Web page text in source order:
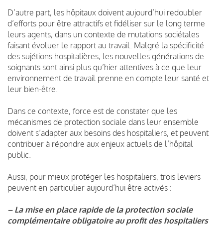
D’autre part, les hôpitaux doivent aujourd’hui redoubler
d’efforts pour être attractifs et fidéliser sur le long terme
leurs agents, dans un contexte de mutations sociétales
faisant évoluer le rapport au travail. Malgré la spécificité
des sujétions hospitalières, les nouvelles générations de
soignants sont ainsi plus qu’hier attentives à ce que leur
environnement de travail prenne en compte leur santé et
leur bien-être.
Dans ce contexte, force est de constater que les
mécanismes de protection sociale dans leur ensemble
doivent s’adapter aux besoins des hospitaliers, et peuvent
contribuer à répondre aux enjeux actuels de l’hôpital
public.
Aussi, pour mieux protéger les hospitaliers, trois leviers
peuvent en particulier aujourd’hui être activés :
– La mise en place rapide de la protection sociale
complémentaire obligatoire au profit des hospitaliers